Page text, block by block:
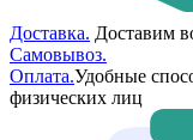
Доставка. Доставим
Самовывоз.
Оплата.Удобные
физических лиц